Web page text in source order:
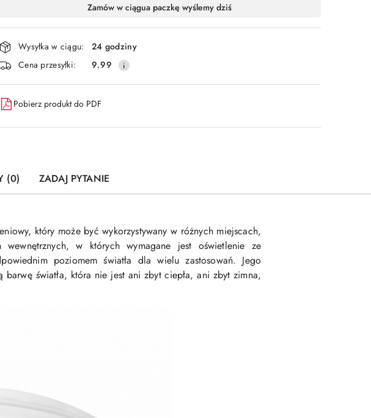
dostawa
Zamów w ciągua paczkę wyślemy dziś
Wysyłka w ciągu:
24 godziny
Cena przesyłki:
9.99
Pobierz produkt do PDF
(0) ZADAJ PYTANIE
który może być wykorzystywany w różnych miejscach,
w których wymagane jest oświetlenie ze
poziomem światła dla wielu zastosowań. Jego
światła, która nie jest ani zbyt ciepła, ani zbyt zimna,